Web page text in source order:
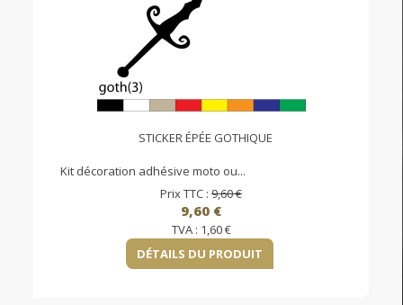
STICKER ÉPÉE GOTHIQUE
Kit décoration adhésive moto ou...
Prix TTC : 9,60 €
9,60 €
TVA : 1,60 €
DÉTAILS DU PRODUIT